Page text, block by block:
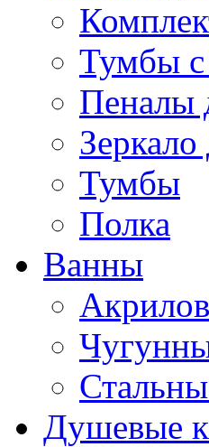
Тумбы с
Пеналы
Тумбы
Полка
Ванны
Душевые